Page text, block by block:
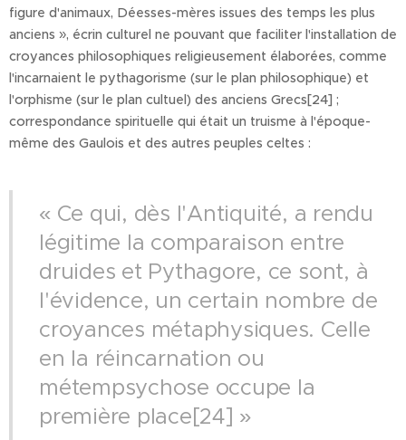
figure d'animaux, Déesses-mères issues des temps les plus
anciens », écrin culturel ne pouvant que faciliter l'installation de
croyances philosophiques religieusement élaborées, comme
l'incarnaient le pythagorisme (sur le plan philosophique) et
l'orphisme (sur le plan cultuel) des anciens Grecs[24] ;
correspondance spirituelle qui était un truisme à l'époque-
même des Gaulois et des autres peuples celtes :
« Ce qui, dès l'Antiquité, a rendu
légitime la comparaison entre
druides et Pythagore, ce sont, à
l'évidence, un certain nombre de
croyances métaphysiques. Celle
en la réincarnation ou
métempsychose occupe la
première place[24] »